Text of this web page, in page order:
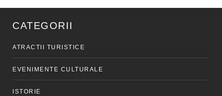
CATEGORII
ATRACTII TURISTICE
EVENIMENTE CULTURALE
ISTORIE